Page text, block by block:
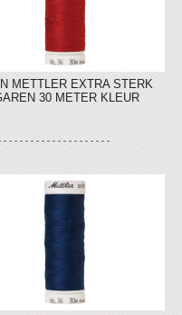
METTLER EXTRA STERK
30 METER KLEUR